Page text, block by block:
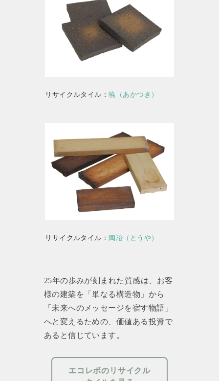
リサイクルタイル： 暁（あかつき）
リサイクルタイル： 陶冶（とうや）
25年の歩みが刻まれた質感は、お客
様の建築を「単なる構造物」から
「未来へのメッセージを宿す物語」
へと変えるための、価値ある投資で
あると信じています。
エコレボのリサイクル